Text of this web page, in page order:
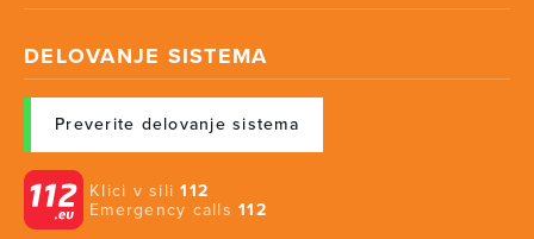
DELOVANJE SISTEMA
Preverite delovanje sistema
Klici v sili112
Emergency calls 112